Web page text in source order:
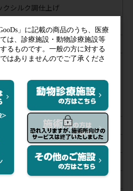
クシルク調仕上げ
ブルーシルク調仕上げ
ーシルク調仕上げ
ンパンローズ
マリンブルー
ルク調仕上げ
ターコイズ
ライムグリーン